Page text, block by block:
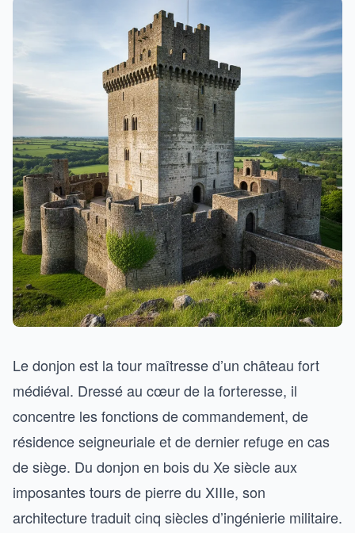
Le donjon est la tour maîtresse d’un château fort
médiéval. Dressé au cœur de la forteresse, il
concentre les fonctions de commandement, de
résidence seigneuriale et de dernier refuge en cas
de siège. Du donjon en bois du Xe siècle aux
imposantes tours de pierre du XIIIe, son
architecture traduit cinq siècles d’ingénierie militaire.